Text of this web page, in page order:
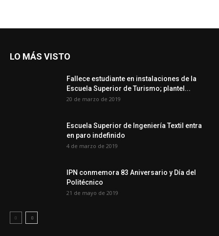
LO MÁS VISTO
Fallece estudiante en instalaciones de la
Escuela Superior de Turismo; plantel...
20 de marzo de 2019
Escuela Superior de Ingeniería Textil entra
en paro indefinido
4 de marzo de 2019
IPN conmemora 83 Aniversario y Día del
Politécnico
21 de mayo de 2019